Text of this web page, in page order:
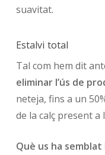
suavitat.
Estalvi total
Tal com hem dit
eliminar l’ús de
neteja, fins a un
de la calç present a
Què us ha semblat